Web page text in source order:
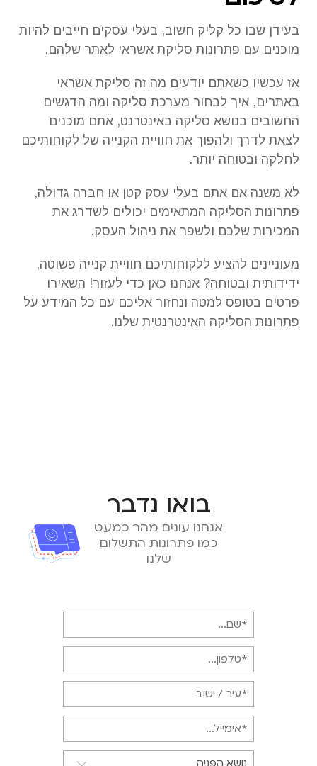
בעידן שבו כל קליק חשוב, בעלי עסקים חייבים להיות
מוכנים עם פתרונות סליקת אשראי לאתר שלהם.
אז עכשיו כשאתם יודעים מה זה סליקת אשראי
באתרים, איך לבחור מערכת סליקה ומה הדגשים
החשובים בנושא סליקה באינטרנט, אתם מוכנים
לצאת לדרך ולהפוך את חוויית הקנייה של לקוחותיכם
לחלקה ובטוחה יותר.
לא משנה אם אתם בעלי עסק קטן או חברה גדולה,
פתרונות הסליקה המתאימים יכולים לשדרג את
המכירות שלכם ולשפר את ניהול העסק.
מעוניינים להציע ללקוחותיכם חוויית קנייה פשוטה,
ידידותית ובטוחה? אנחנו כאן כדי לעזור! השאירו
פרטים בטופס למטה ונחזור אליכם עם כל המידע על
פתרונות הסליקה האינטרנטית שלנו.
בואו נדבר
אנחנו עונים מהר כמעט
כמו פתרונות התשלום
שלנו